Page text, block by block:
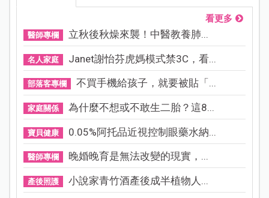
看更多
醫師專欄 立秋後秋燥來襲！中醫教養肺...
名人家庭 Janet謝怡芬虎媽模式禁3C，看...
部落客專欄 不買手機給孩子，就要被貼「...
家庭關係 為什麼不想或不敢生二胎？這8...
寶貝健康 0.05%阿托品近視控制眼藥水納...
醫師專欄 晚婚晚育是無法改變的現實，...
產後照護 小說家青竹酒產後成半植物人...